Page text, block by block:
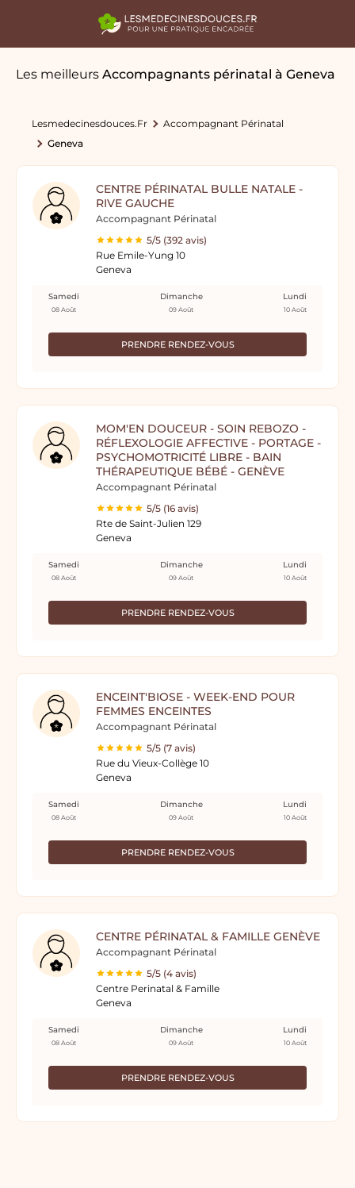
Les meilleurs Accompagnants périnatal à Geneva
Lesmedecinesdouces.fr
Accompagnant Périnatal
Geneva
CENTRE PÉRINATAL BULLE NATALE -
RIVE GAUCHE
Accompagnant Périnatal
5/5 (392 avis)
Rue Emile-Yung 10
Geneva
PRENDRE RENDEZ-VOUS
Samedi
08 Août
Dimanche
09 Août
Lundi
10 Août
MOM'EN DOUCEUR - SOIN REBOZO -
RÉFLEXOLOGIE AFFECTIVE - PORTAGE -
PSYCHOMOTRICITÉ LIBRE - BAIN
THÉRAPEUTIQUE BÉBÉ - GENÈVE
Accompagnant Périnatal
5/5 (16 avis)
Rte de Saint-Julien 129
Geneva
PRENDRE RENDEZ-VOUS
Samedi
08 Août
Dimanche
09 Août
Lundi
10 Août
ENCEINT'BIOSE - WEEK-END POUR
FEMMES ENCEINTES
Accompagnant Périnatal
5/5 (7 avis)
Rue du Vieux-Collège 10
Geneva
PRENDRE RENDEZ-VOUS
Samedi
08 Août
Dimanche
09 Août
Lundi
10 Août
CENTRE PÉRINATAL & FAMILLE GENÈVE
Accompagnant Périnatal
5/5 (4 avis)
Centre Perinatal & Famille
Geneva
PRENDRE RENDEZ-VOUS
Samedi
08 Août
Dimanche
09 Août
Lundi
10 Août